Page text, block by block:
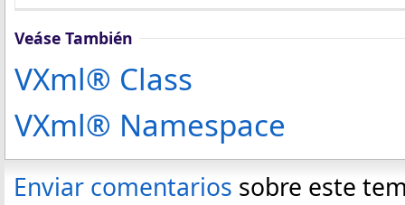
Veáse También
VXml® Class
VXml® Namespace
Enviar comentarios sobre este